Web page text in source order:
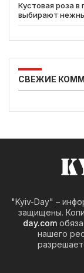
Кустовая роза в
выбирают
СВЕЖИЕ
"Kyiv-Day" –
защищены.
day.com
нашего